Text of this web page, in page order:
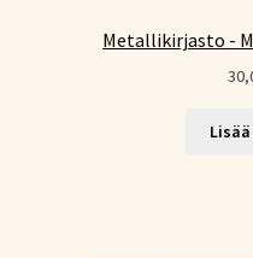
Metallikirjasto -